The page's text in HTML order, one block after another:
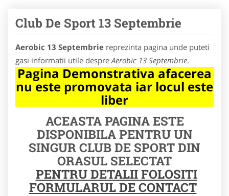
Club De Sport 13 Septembrie
Aerobic 13 Septembrie reprezinta pagina unde puteti
gasi informatii utile despre Aerobic 13 Septembrie.
Pagina Demonstrativa afacerea
nu este promovata iar locul este
liber
ACEASTA PAGINA ESTE
DISPONIBILA PENTRU UN
SINGUR CLUB DE SPORT DIN
ORASUL SELECTAT
PENTRU DETALII FOLOSITI
FORMULARUL DE CONTACT